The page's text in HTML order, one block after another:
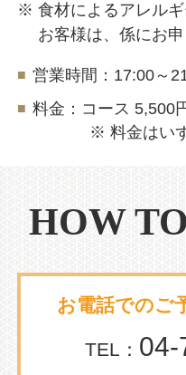
※ 食材によるアレル
お客様は、係にお申
■ 営業時間：17:00～
■ 料金：コース 5,500
※ 料金はい
HOW
お電話でのご
TEL： 04-